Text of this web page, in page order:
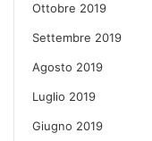
Ottobre 2019
Settembre 2019
Agosto 2019
Luglio 2019
Giugno 2019